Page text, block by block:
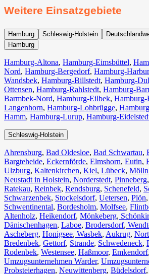
Weitere Einsatzgebiete
Hamburg Schleswig-Holstein
Hamburg
Hamburg-Altona, Hamburg-Eimsbüttel,
Nord, Hamburg-Bergedorf, Hamburg-
Wandsbek, Hamburg-Billstedt, Hamburg-
Ottensen, Hamburg-Rahlstedt, Hamburg-
Barmbek-Nord, Hamburg-Eilbek, Hamburg-
Langenhorn, Hamburg-Lohbrügge,
Hamm, Hamburg-Lurup, Hamburg-
Schleswig-Holstein
Ahrensburg, Bad Oldesloe, Bad Schwartau,
Bargteheide, Eckernförde, Elmshorn, Eutin,
Ulzburg, Kaltenkirchen, Kiel, Lübeck, Mölln
Neustadt in Holstein, Norderstedt, Pinneberg,
Ratekau, Reinbek, Rendsburg, Schenefeld,
Schwarzenbek, Stockelsdorf, Uetersen, Plön,
Schwentinental, Bordesholm, Molfsee,
Altenholz, Heikendorf, Mönkeberg,
Dänischenhagen, Laboe, Brodersdorf,
Ascheberg, Honigsee, Wasbek, Aukrug,
Bredenbek, Gettorf, Strande, Schwedeneck,
Rodenbek, Westensee, Haßmoor, Emkendorf,
Umzugsunternehmen Warder,
Probsteierhagen, Neuwittenberg, Büdelsdorf,